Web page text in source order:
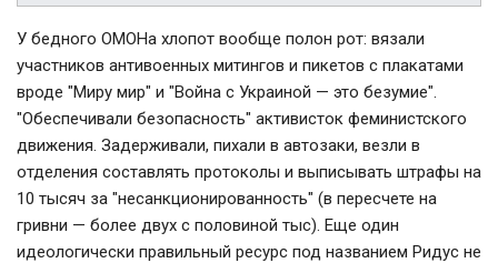
У бедного ОМОНа хлопот вообще полон рот: вязали
участников антивоенных митингов и пикетов с плакатами
вроде "Миру мир" и "Война с Украиной — это безумие".
"Обеспечивали безопасность" активисток феминистского
движения. Задерживали, пихали в автозаки, везли в
отделения составлять протоколы и выписывать штрафы на
10 тысяч за "несанкционированность" (в пересчете на
гривни — более двух с половиной тыс). Еще один
идеологически правильный ресурс под названием Ридус не